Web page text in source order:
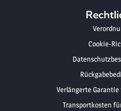
Cookie-
Verlängerte
Transportkosten